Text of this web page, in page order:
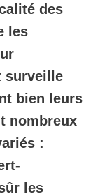
des
les
surveille
bien leurs
nombreux
:
les